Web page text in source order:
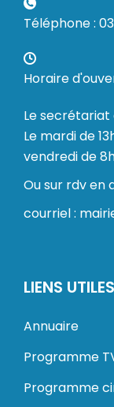
Téléphone : 03
Horaire
Le secrétariat
Le mardi de
vendredi de
Ou sur rdv en
courriel :
LIENS UTILES
Annuaire
Programme
Programme